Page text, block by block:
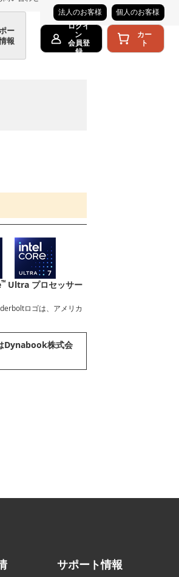
法人のお客様
個人のお客様
ー
報
ログイ
ン
会員登
録
カー
ト
™ Ultra プロセッサー
ロゴは、アメリカ
Dynabook株式会
サポート情報